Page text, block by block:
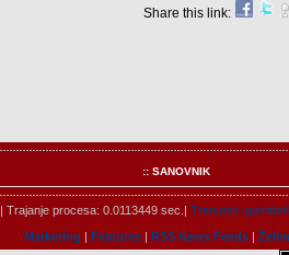
Share this link:
:: SANOVNIK
| Trajanje procesa: 0.0113449 sec.| Trenutno
Marketing | Features| RSS News Feeds|